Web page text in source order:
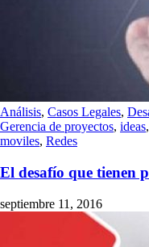
Análisis, Casos Legales,
Gerencia de proyectos, ideas,
moviles, Redes
El desafío que tienen
septiembre 11, 2016